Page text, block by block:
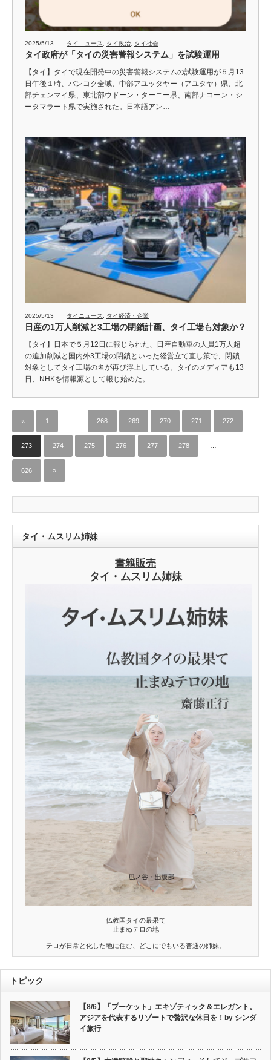
2025/5/13 タイニュース タイ政治 タイ社会
タイ政府が「タイの災害警報システム」を試験運用
【タイ】タイで現在開発中の災害警報システムの試験運用が５月13
日午後１時、バンコク全域、中部アユッタヤー（アユタヤ）県、北
部チェンマイ県、東北部ウドーン・ターニー県、南部ナコーン・シ
ータマラート県で実施された。日本語アン…
2025/5/13 タイニュース タイ経済・企業
日産の1万人削減と3工場の閉鎖計画、タイ工場も対象か？
【タイ】日本で５月12日に報じられた、日産自動車の人員1万人超
の追加削減と国内外3工場の閉鎖といった経営立て直し策で、閉鎖
対象としてタイ工場の名が再び浮上している。タイのメディアも13
日、NHKを情報源として報じ始めた。…
« 1 268 269 270 271 272
273 274 275 276 277 278
626 »
タイ・ムスリム姉妹
書籍販売
タイ・ムスリム姉妹
仏教国タイの最果て
止まぬテロの地
テロが日常と化した地に住む、どこにでもいる普通の姉妹。
トピック
【8/6】「プーケット」エキゾティック＆エレガント。
アジアを代表するリゾートで贅沢な休日を！by シンダ
イ旅行